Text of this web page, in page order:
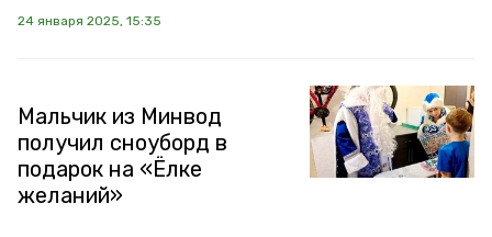
24 января 2025, 15:35
Мальчик из Минвод
получил сноуборд в
подарок на «Ёлке
желаний»